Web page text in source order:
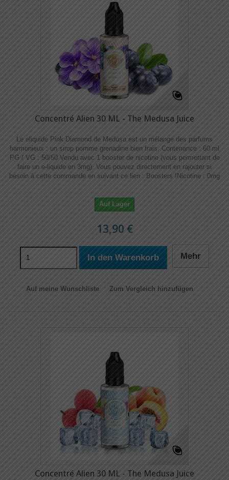
Concentré Alien 30 ML - The Medusa Juice
Le eliquide Pink Diamond de Medusa est un mélange des parfums
harmonieux : un sirop pomme grenadine bien frais. Contenance : 60 ml
PG / VG : 50/50 Vendu avec 1 booster de nicotine (vous permettant de
faire un e-liquide en 3mg). Vous pouvez directement en rajouter si
besoin à cette commande en suivant ce lien : Boosters !​​ Nicotine : 0mg
Auf Lager
13,90 €
In den Warenkorb Mehr
Auf meine Wunschliste Zum Vergleich hinzufügen
Concentré Alien 30 ML - The Medusa Juice